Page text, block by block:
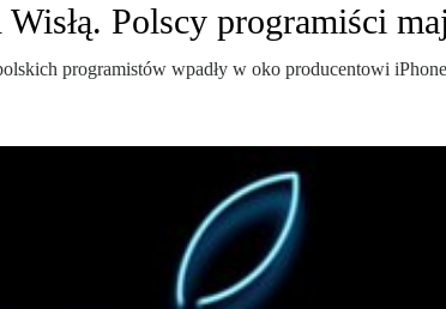
Polscy programiści
programistów wpadły w oko producentowi